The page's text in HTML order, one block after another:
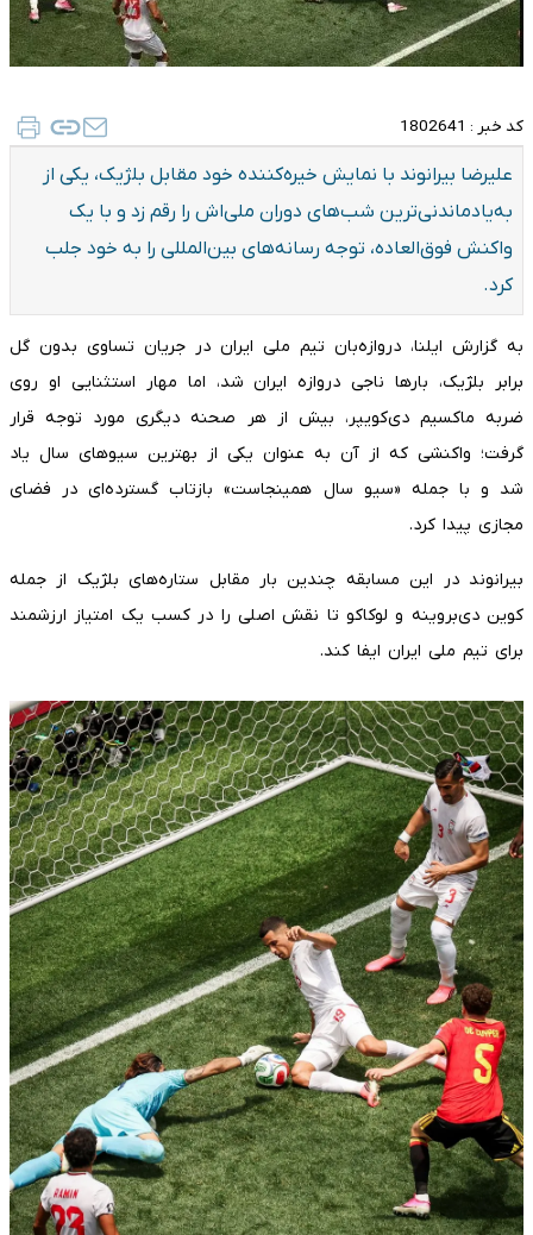
کد خبر : 1802641
علیرضا بیرانوند با نمایش خیره‌کننده خود مقابل بلژیک، یکی از
به‌یادماندنی‌ترین شب‌های دوران ملی‌اش را رقم زد و با یک
واکنش فوق‌العاده، توجه رسانه‌های بین‌المللی را به خود جلب
کرد.
به گزارش ایلنا، دروازه‌بان تیم ملی ایران در جریان تساوی بدون گل
برابر بلژیک، بارها ناجی دروازه ایران شد، اما مهار استثنایی او روی
ضربه ماکسیم دی‌کویپر، بیش از هر صحنه دیگری مورد توجه قرار
گرفت؛ واکنشی که از آن به عنوان یکی از بهترین سیوهای سال یاد
شد و با جمله «سیو سال همینجاست» بازتاب گسترده‌ای در فضای
مجازی پیدا کرد.
بیرانوند در این مسابقه چندین بار مقابل ستاره‌های بلژیک از جمله
کوین دی‌بروینه و لوکاکو تا نقش اصلی را در کسب یک امتیاز ارزشمند
برای تیم ملی ایران ایفا کند.